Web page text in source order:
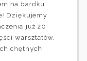
na bardku
Dziękujemy
już 20
warsztatów.
chętnych!